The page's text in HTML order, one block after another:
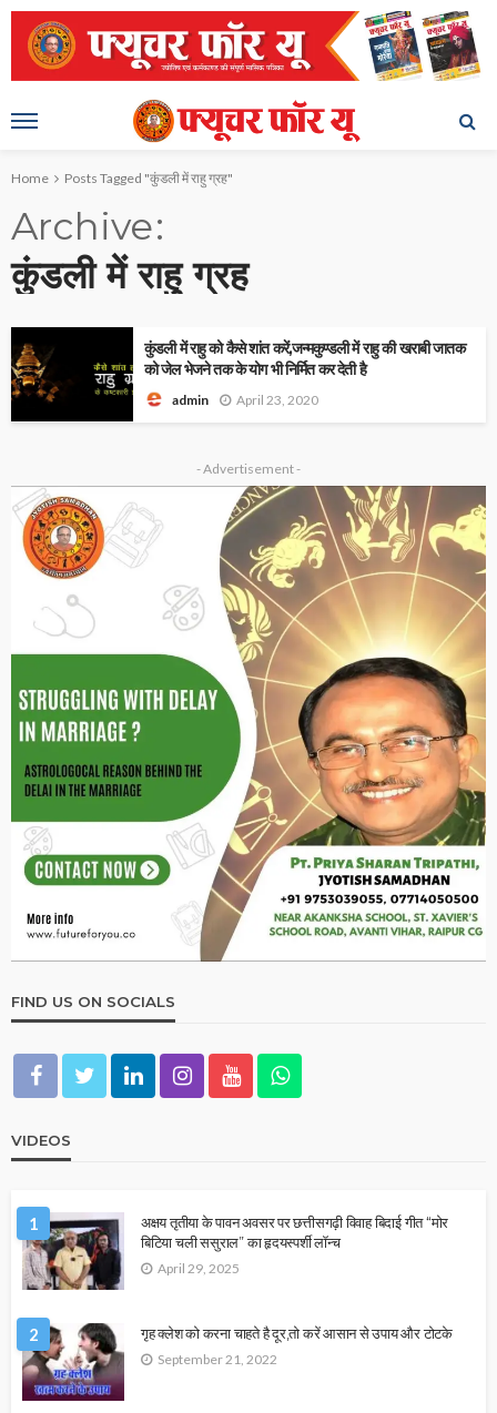
Home Posts Tagged "कुंडली में राहु ग्रह"
Archive
कुंडली में राहु ग्रह
कुंडली में राहु को कैसे शांत करें,जन्मकुण्डली में राहु की खराबी जातक
को जेल भेजने तक के योग भी निर्मित कर देती है
admin April 23, 2020
- Advertisement -
FIND US ON SOCIALS
VIDEOS
1
अक्षय तृतीया के पावन अवसर पर छत्तीसगढ़ी विवाह बिदाई गीत “मोर
बिटिया चली ससुराल” का हृदयस्पर्शी लॉन्च
April 29, 2025
2 गृह क्लेश को करना चाहते है दूर,तो करें आसान से उपाय और टोटके
September 21, 2022